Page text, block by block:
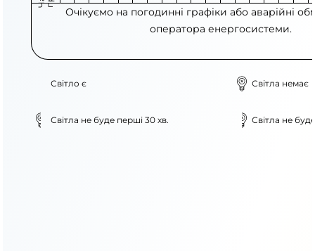
Очікуємо на погодинні графіки або аварійні
оператора енергосистеми.
Світло є Світла немає
Світла не буде перші 30 хв. Світла не